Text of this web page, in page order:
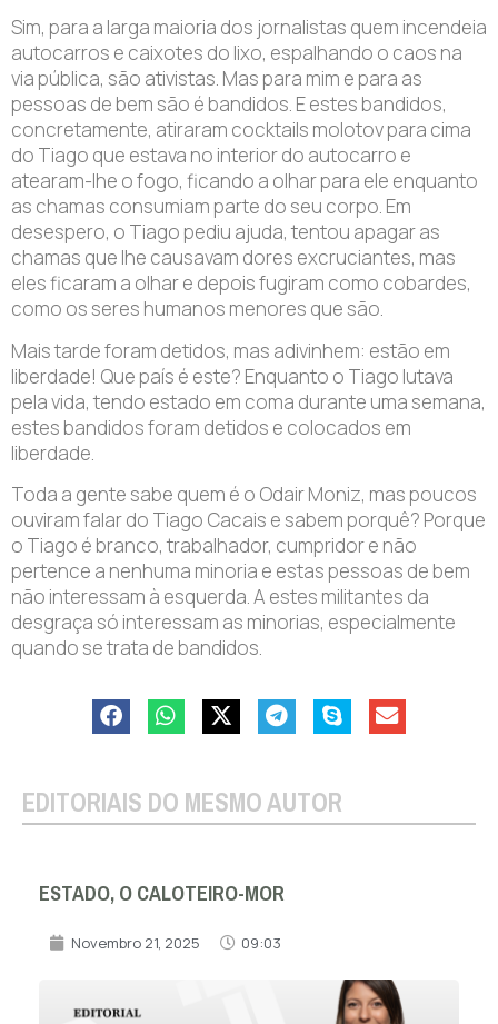
Sim, para a larga maioria dos jornalistas quem incendeia
autocarros e caixotes do lixo, espalhando o caos na
via pública, são ativistas. Mas para mim e para as
pessoas de bem são é bandidos. E estes bandidos,
concretamente, atiraram cocktails molotov para cima
do Tiago que estava no interior do autocarro e
atearam-lhe o fogo, ficando a olhar para ele enquanto
as chamas consumiam parte do seu corpo. Em
desespero, o Tiago pediu ajuda, tentou apagar as
chamas que lhe causavam dores excruciantes, mas
eles ficaram a olhar e depois fugiram como cobardes,
como os seres humanos menores que são.
Mais tarde foram detidos, mas adivinhem: estão em
liberdade! Que país é este? Enquanto o Tiago lutava
pela vida, tendo estado em coma durante uma semana,
estes bandidos foram detidos e colocados em
liberdade.
Toda a gente sabe quem é o Odair Moniz, mas poucos
ouviram falar do Tiago Cacais e sabem porquê? Porque
o Tiago é branco, trabalhador, cumpridor e não
pertence a nenhuma minoria e estas pessoas de bem
não interessam à esquerda. A estes militantes da
desgraça só interessam as minorias, especialmente
quando se trata de bandidos.
EDITORIAIS DO MESMO AUTOR
ESTADO, O CALOTEIRO-MOR
Novembro 21, 2025 09:03